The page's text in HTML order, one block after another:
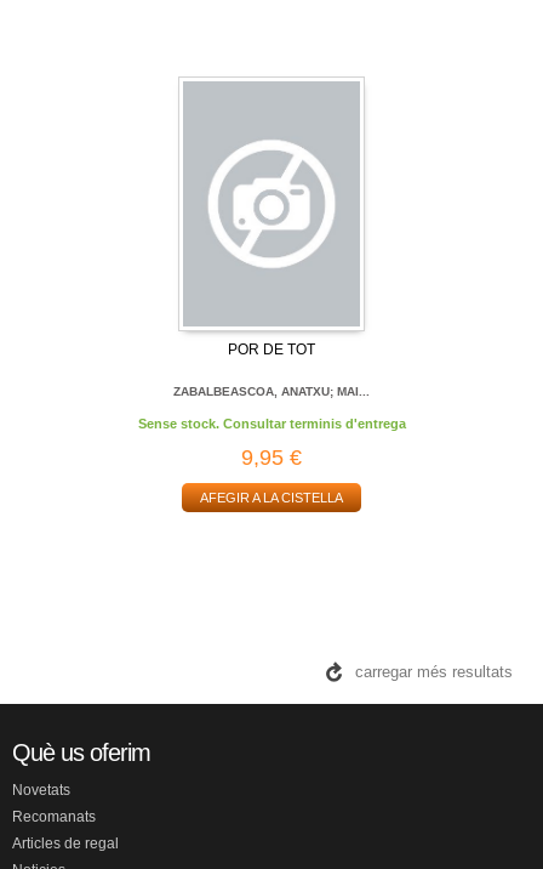
POR DE TOT
ZABALBEASCOA, ANATXU; MAI...
Sense stock. Consultar terminis d'entrega
9,95 €
AFEGIR A LA CISTELLA
carregar més resultats
Què us oferim
Novetats
Recomanats
Articles de regal